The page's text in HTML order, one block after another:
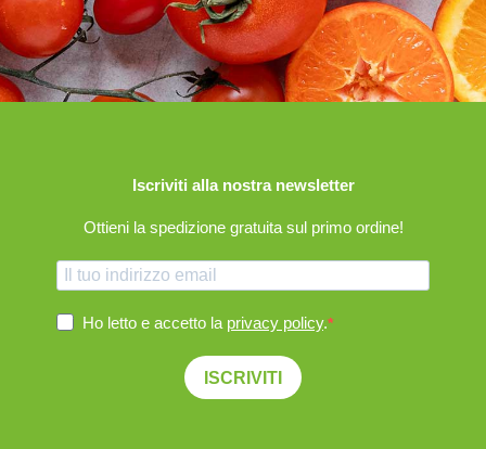
Iscriviti alla nostra newsletter
Ottieni la spedizione gratuita sul primo ordine!
Ho letto e accetto la privacy policy.
ISCRIVITI